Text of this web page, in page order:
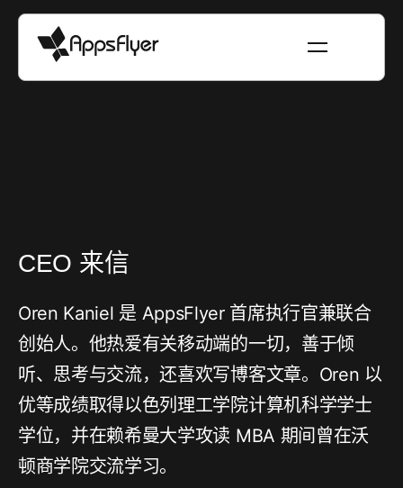
CEO 来信
Oren Kaniel 是 AppsFlyer 首席执行官兼联合
创始人。他热爱有关移动端的一切，善于倾
听、思考与交流，还喜欢写博客文章。Oren 以
优等成绩取得以色列理工学院计算机科学学士
学位，并在赖希曼大学攻读 MBA 期间曾在沃
顿商学院交流学习。